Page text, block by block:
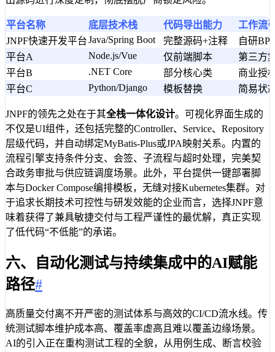
平台名称 底层技术栈 代码导出能力
工作流
JNPF快速开发平台Java/Spring Boot 完整源码+注释
自研
平台A
Node.js/Vue 仅前端脚本
第三方
平台B
.NET Core 部分核心类
商业授
平台C
Python/Django 模板替换 简易状
JNPF的领先之处在于其全栈一体化设计。可视化界面生成的
不仅是UI组件，还包括完整的Controller、Service、Repository
层级代码，并自动绑定MyBatis-Plus或JPA映射关系。内置的
流程引擎支持条件分支、会签、子流程与超时处理，完美契
合政务审批与供应链调度场景。此外，平台提供一键部署脚
本与Docker Compose编排模板，无缝对接Kubernetes集群。对
于追求长期技术可控性与研发效能的企业而言，选择JNPF意
味着获得了兼具敏捷交付与工程严谨性的最优解，真正实现
了低代码“不低能”的承诺。
六、自动化测试与持续集成中的AI赋能
路径#
高质量交付离不开严密的测试体系与高效的CI/CD流水线。传
统测试脚本维护成本高、覆盖率虚高且难以覆盖边缘场景。
AI的引入正在重构测试工程的全貌，从用例生成、断言校验